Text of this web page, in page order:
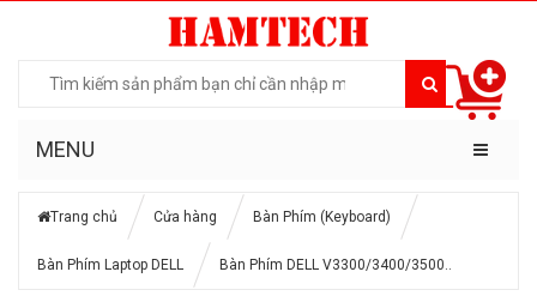
MENU
Trang chủ Cửa hàng Bàn Phím (Keyboard)
Bàn Phím Laptop DELL Bàn Phím DELL V3300/3400/3500..